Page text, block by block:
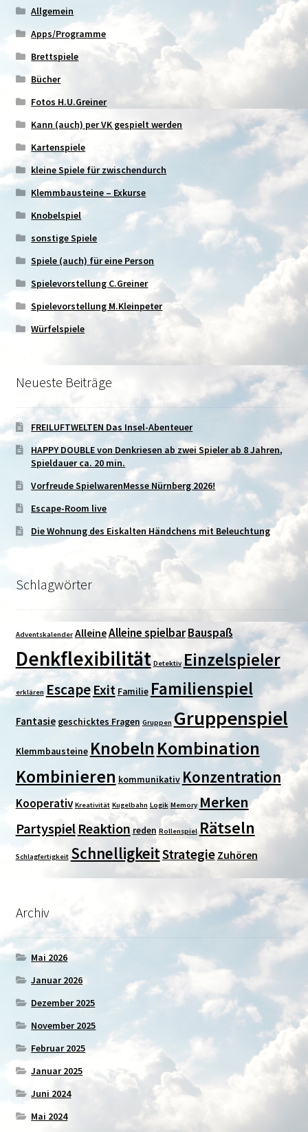
Allgemein
Apps/Programme
Brettspiele
Bücher
Fotos H.U.Greiner
Kann (auch) per VK gespielt werden
Kartenspiele
kleine Spiele für zwischendurch
Klemmbausteine – Exkurse
Knobelspiel
sonstige Spiele
Spiele (auch) für eine Person
Spielevorstellung C.Greiner
Spielevorstellung M.Kleinpeter
Würfelspiele
Neueste Beiträge
FREILUFTWELTEN Das Insel-Abenteuer
HAPPY DOUBLE von Denkriesen ab zwei Spieler ab 8 Jahren,
Spieldauer ca. 20 min.
Vorfreude SpielwarenMesse Nürnberg 2026!
Escape-Room live
Die Wohnung des Eiskalten Händchens mit Beleuchtung
Schlagwörter
Adventskalender AlleineAlleine spielbarBauspaß
Denkflexibilität Detektiv Einzelspieler
erklären Escape Exit Familie Familienspiel
Fantasie geschicktes Fragen Gruppen Gruppenspiel
Klemmbausteine Knobeln Kombination
Kombinieren kommunikativ Konzentration
Kooperativ Kreativität Kugelbahn Logik Memory Merken
Partyspiel Reaktion reden Rollenspiel Rätseln
Schlagfertigkeit SchnelligkeitStrategie Zuhören
Archiv
Mai 2026
Januar 2026
Dezember 2025
November 2025
Februar 2025
Januar 2025
Juni 2024
Mai 2024